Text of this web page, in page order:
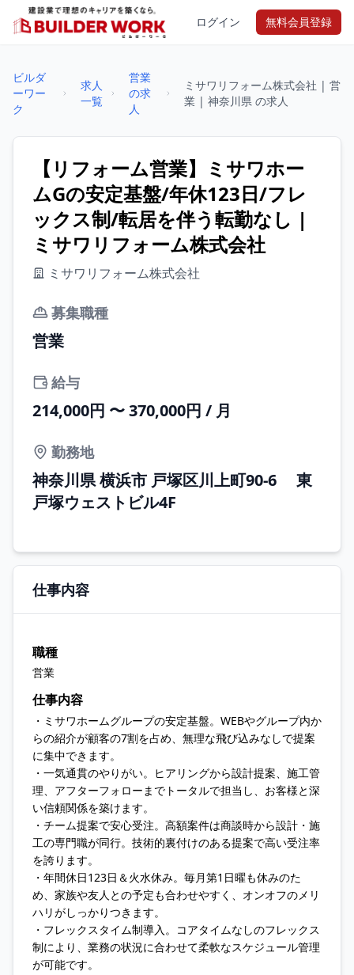
ログイン 無料会員登録
ビルダ
ーワー
ク
求人
一覧
営業
の求
人
ミサワリフォーム株式会社 | 営
業 | 神奈川県 の求人
【リフォーム営業】ミサワホー
ムGの安定基盤/年休123日/フレ
ックス制/転居を伴う転勤なし |
ミサワリフォーム株式会社
ミサワリフォーム株式会社
募集職種
営業
給与
214,000円 〜 370,000円 / 月
勤務地
神奈川県 横浜市 戸塚区川上町90-6 東
戸塚ウェストビル4F
仕事内容
職種
営業
仕事内容
・ミサワホームグループの安定基盤。WEBやグループ内か
らの紹介が顧客の7割を占め、無理な飛び込みなしで提案
に集中できます。
・一気通貫のやりがい。ヒアリングから設計提案、施工管
理、アフターフォローまでトータルで担当し、お客様と深
い信頼関係を築けます。
・チーム提案で安心受注。高額案件は商談時から設計・施
工の専門職が同行。技術的裏付けのある提案で高い受注率
を誇ります。
・年間休日123日＆火水休み。毎月第1日曜も休みのた
め、家族や友人との予定も合わせやすく、オンオフのメリ
ハリがしっかりつきます。
・フレックスタイム制導入。コアタイムなしのフレックス
制により、業務の状況に合わせて柔軟なスケジュール管理
が可能です。